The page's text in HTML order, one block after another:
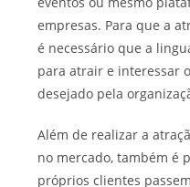
empresas. Para que a
é necessário que a
para atrair e interessar
desejado pela
Além de realizar a
no mercado, também é
próprios clientes